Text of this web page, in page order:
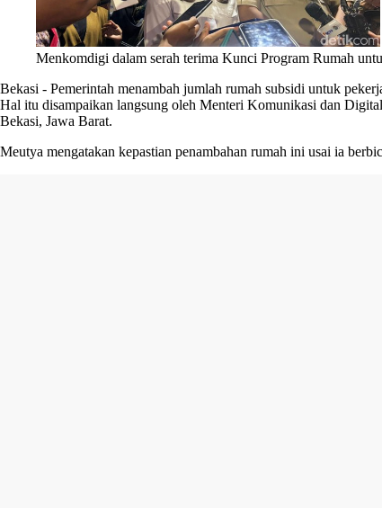
Menkomdigi dalam serah terima Kunci Program Rumah
Bekasi - Pemerintah menambah jumlah rumah subsidi untuk
Hal itu disampaikan langsung oleh Menteri Komunikasi dan
Bekasi, Jawa Barat.
Meutya mengatakan kepastian penambahan rumah ini usai ia